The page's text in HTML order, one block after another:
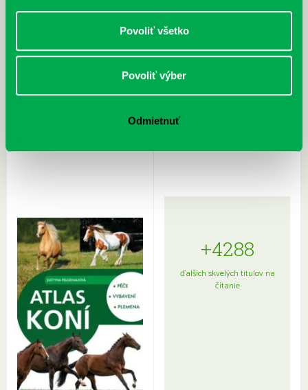
Povoliť všetko
Povoliť výber
Odmietnuť
Rudź, Przemyslaw: Atlas hviezd:
Sprievodca po hviezdnej oblohe
Hardy, Paula: Japonsko na tanieri:
kompletný sprievodca
+4288
ďalších skvelých titulov na
čítanie